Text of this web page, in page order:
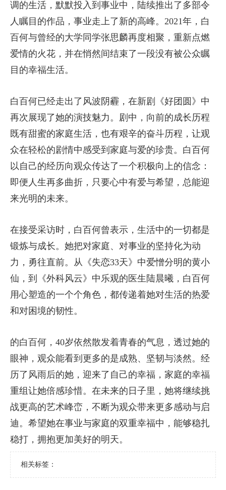
调的生活，默默投入到事业中，陆续推出了多部令
人瞩目的作品，事业走上了新的高峰。2021年，白
百何与曾经的大学同学张思麟再度相聚，重新点燃
爱情的火花，并在悄然间结束了一段没有被公众瞩
目的幸福生活。
白百何已经走出了风波阴霾，在新剧《好团圆》中
再次展现了她的演技魅力。剧中，向前的成长历程
既有甜蜜的家庭生活，也有艰辛的奋斗历程，让观
众在轻松的剧情中感受到家庭与爱的珍贵。白百何
以自己的经历向观众传达了一个积极向上的信念：
即便人生再多曲折，只要心中有爱与希望，总能迎
来光明的未来。
在接受采访时，白百何曾表示，生活中的一切都是
锻炼与成长。她把对家庭、对事业的坚持化为动
力，勇往直前。从《失恋33天》中爱憎分明的黄小
仙，到《外科风云》中乐观的医生陆晨曦，白百何
用心塑造的一个个角色，都传递着她对生活的热爱
和对困境的韧性。
的白百何，40岁依然散发着青春的气息，透过她的
眼神，观众能看到更多的是成熟、坚韧与淡然。经
历了风雨后的她，迎来了自己的幸福，家庭的幸福
重组让她倍感珍惜。在未来的日子里，她将继续挑
战更高的艺术峰峦，不断为观众带来更多感动与启
迪。希望她在事业与家庭的双重幸福中，能够稳扎
稳打，拥抱更加美好的明天。
相关标签：